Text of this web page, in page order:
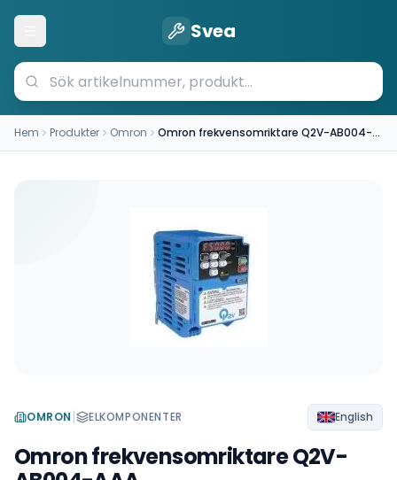
Öppna meny Svea
Hem Produkter Omron Omron frekvensomriktare Q2V-AB004-AAA
OMRON | ELKOMPONENTER English
Omron frekvensomriktare Q2V-